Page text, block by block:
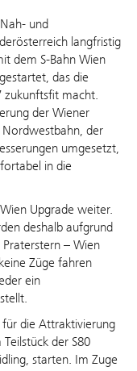
und
langfristig
dem S-Bahn Wien
das die
zukunftsfit macht.
der Wiener
der
umgesetzt,
in die
Upgrade weiter.
deshalb aufgrund
– Wien
Züge fahren
ein
die Attraktivierung
der S80
starten. Im Zuge